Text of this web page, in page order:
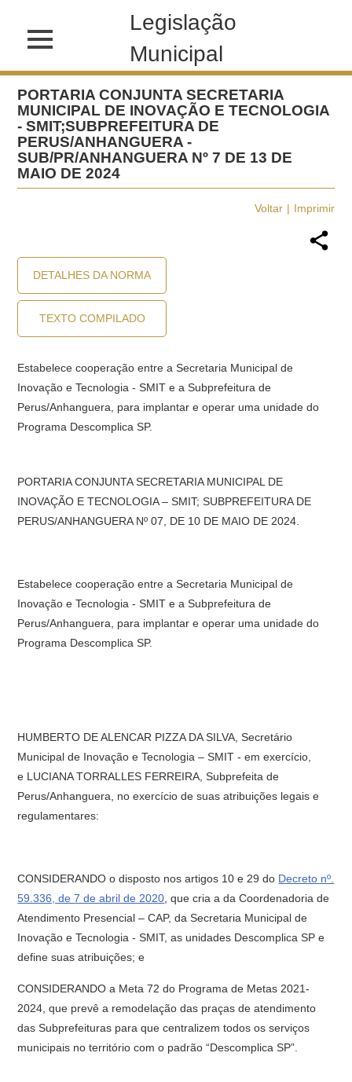
Legislação
Municipal
PORTARIA CONJUNTA SECRETARIA
MUNICIPAL DE INOVAÇÃO E TECNOLOGIA
- SMIT;SUBPREFEITURA DE
PERUS/ANHANGUERA -
SUB/PR/ANHANGUERA Nº 7 DE 13 DE
MAIO DE 2024
Voltar Imprimir
DETALHES DA NORMA
TEXTO COMPILADO
Estabelece cooperação entre a Secretaria Municipal de
Inovação e Tecnologia - SMIT e a Subprefeitura de
Perus/Anhanguera, para implantar e operar uma unidade do
Programa Descomplica SP.
PORTARIA CONJUNTA SECRETARIA MUNICIPAL DE
INOVAÇÃO E TECNOLOGIA – SMIT; SUBPREFEITURA DE
PERUS/ANHANGUERA Nº 07, DE 10 DE MAIO DE 2024.
Estabelece cooperação entre a Secretaria Municipal de
Inovação e Tecnologia - SMIT e a Subprefeitura de
Perus/Anhanguera, para implantar e operar uma unidade do
Programa Descomplica SP.
HUMBERTO DE ALENCAR PIZZA DA SILVA, Secretário
Municipal de Inovação e Tecnologia – SMIT - em exercício,
e LUCIANA TORRALLES FERREIRA, Subprefeita de
Perus/Anhanguera, no exercício de suas atribuições legais e
regulamentares:
CONSIDERANDO o disposto nos artigos 10 e 29 do Decreto nº.
59.336, de 7 de abril de 2020 , que cria a da Coordenadoria de
Atendimento Presencial – CAP, da Secretaria Municipal de
Inovação e Tecnologia - SMIT, as unidades Descomplica SP e
define suas atribuições; e
CONSIDERANDO a Meta 72 do Programa de Metas 2021-
2024, que prevê a remodelação das praças de atendimento
das Subprefeituras para que centralizem todos os serviços
municipais no território com o padrão “Descomplica SP”.